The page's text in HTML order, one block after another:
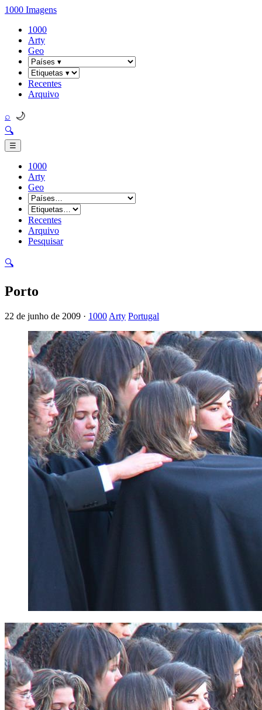
1000 Imagens
1000
Arty
Geo
Recentes
Arquivo
⌕ 🌙
🔍
☰
1000
Arty
Geo
Recentes
Arquivo
Pesquisar
🔍
Porto
22 de junho de 2009 · 1000 Arty Portugal